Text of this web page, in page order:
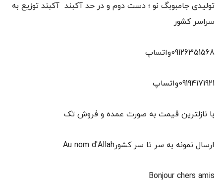
تولیدی جامبوبگ نو ؛ دست دوم و در حد آکبند آکبند توزیع به
سراسر کشور
09126351568واتساپ
09194171921واتساپ
با نازلترین قیمت به صورت عمده و فروش تک
ارسال نمونه به سر تا سر کشورAu nom d'Allah
Bonjour chers amis